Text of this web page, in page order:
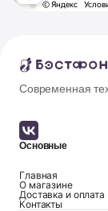
Современная
Основные
Главная
О магазине
Доставка и оплата
Контакты